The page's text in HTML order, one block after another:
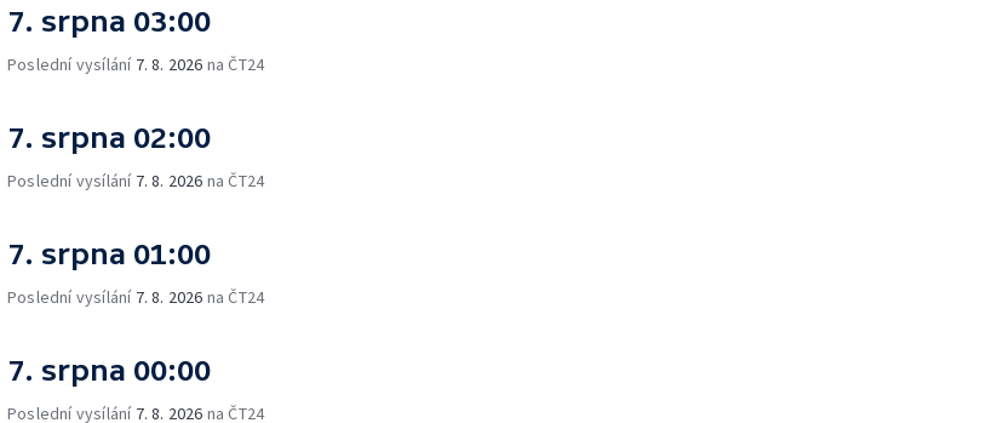
7. srpna 03:00
Poslední vysílání 7. 8. 2026 na ČT24
7. srpna 02:00
Poslední vysílání 7. 8. 2026 na ČT24
7. srpna 01:00
Poslední vysílání 7. 8. 2026 na ČT24
7. srpna 00:00
Poslední vysílání 7. 8. 2026 na ČT24